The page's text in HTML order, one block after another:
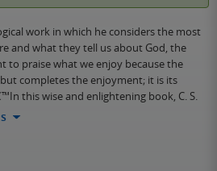
work in which he considers the most
and what they tell us about God, the
to praise what we enjoy because the
completes the enjoyment; it is its
this wise and enlightening book, C. S.